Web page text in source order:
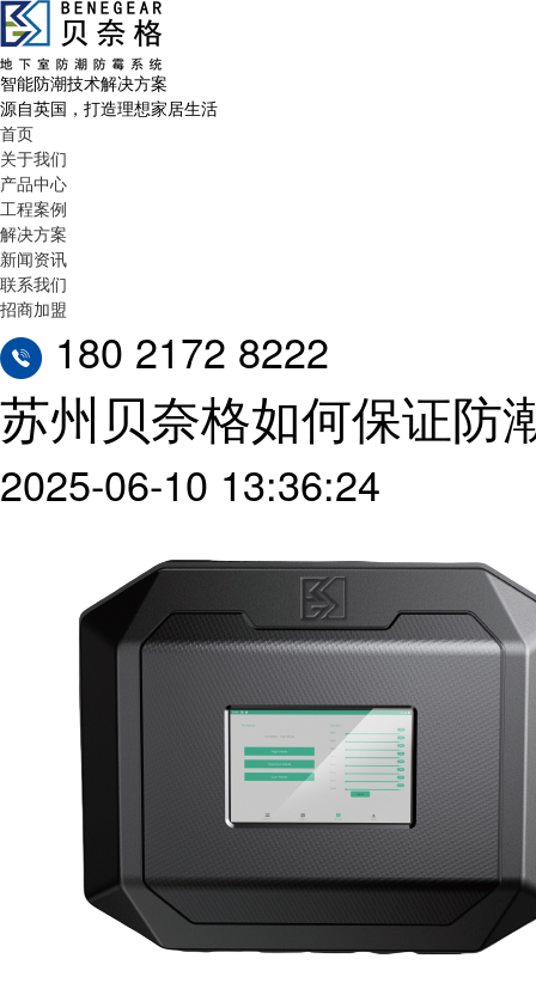
智能防潮技术解决方案
源自英国，打造理想家居生活
首页
关于我们
产品中心
工程案例
解决方案
新闻资讯
联系我们
招商加盟
180 2172 8222
苏州贝奈格如何保证防
2025-06-10 13:36:24